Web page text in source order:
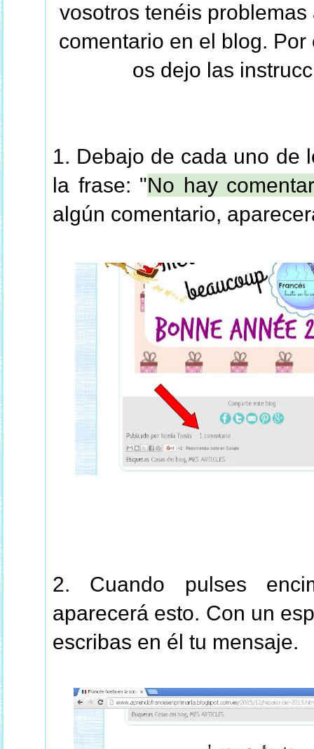
vosotros tenéis
comentario en el blog.
os dejo las
1. Debajo de cada uno de
la frase: "No hay
algún comentario,
2. Cuando pulses e
aparecerá esto. Con un
escribas en él tu mensaje.